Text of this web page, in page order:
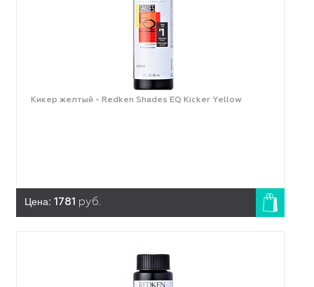
Кикер желтый - Redken Shades EQ Kicker Yellow
Цена: 1781 руб.